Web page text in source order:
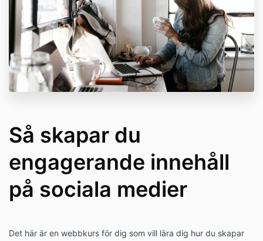
Så skapar du
engagerande innehåll
på sociala medier
Det här är en webbkurs för dig som vill lära dig hur du skapar